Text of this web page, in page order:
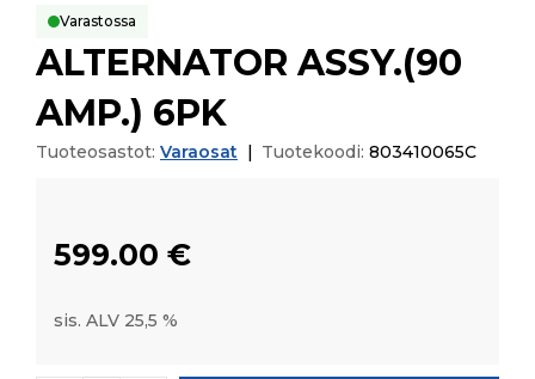
Varastossa
ALTERNATOR ASSY.(90
AMP.) 6PK
Tuoteosastot: Varaosat Tuotekoodi: 803410065C
599.00 €
sis. ALV 25,5 %